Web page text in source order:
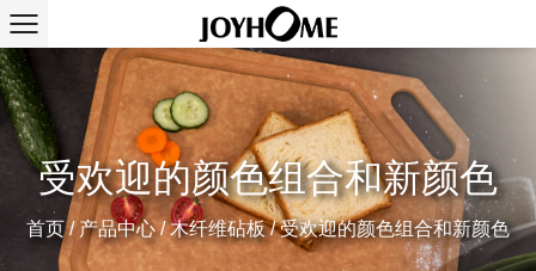
受欢迎的颜色组合和新颜色
首页/产品中心/木纤维砧板/受欢迎的颜色组合和新颜色